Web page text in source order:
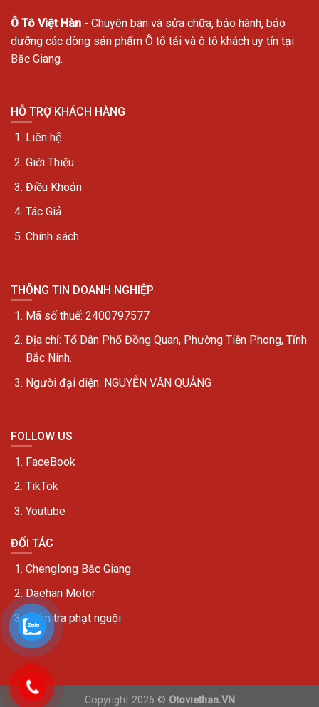
Ô Tô Việt Hàn - Chuyên bán và sửa chữa, bảo hành, bảo
dưỡng các dòng sản phẩm Ô tô tải và ô tô khách uy tín tại
Bắc Giang.
HỖ TRỢ KHÁCH HÀNG
Liên hệ
Giới Thiệu
Điều Khoản
Tác Giả
Chính sách
THÔNG TIN DOANH NGHIỆP
Mã số thuế: 2400797577
Địa chỉ: Tổ Dân Phố Đồng Quan, Phường Tiền Phong, Tỉnh
Bắc Ninh.
Người đại diện: NGUYỄN VĂN QUẢNG
FOLLOW US
FaceBook
TikTok
Youtube
ĐỐI TÁC
Chenglong Bắc Giang
Daehan Motor
Kiểm tra phạt nguội
Copyright 2026 © Otoviethan.VN